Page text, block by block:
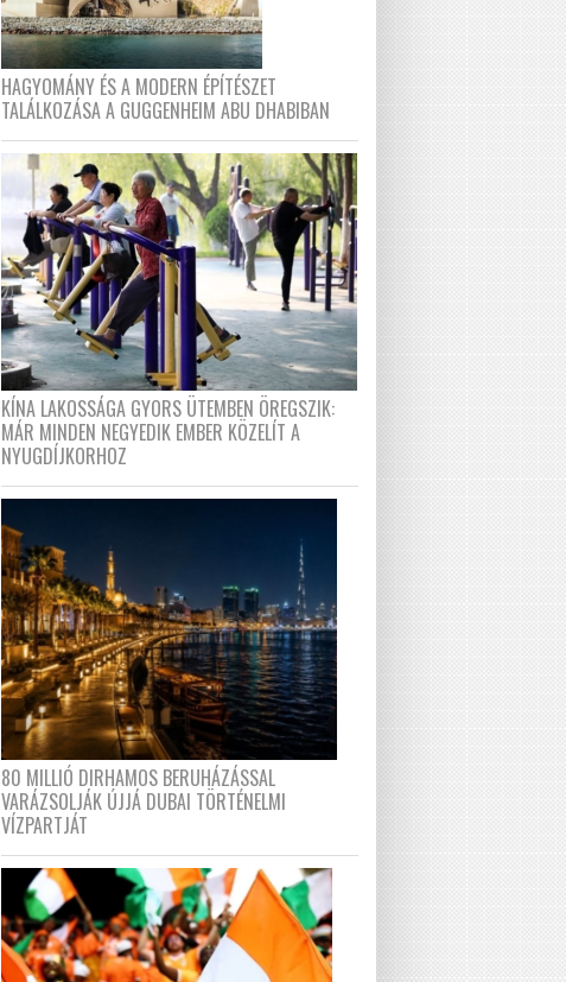
HAGYOMÁNY ÉS A MODERN ÉPÍTÉSZET
TALÁLKOZÁSA A GUGGENHEIM ABU DHABIBAN
KÍNA LAKOSSÁGA GYORS ÜTEMBEN ÖREGSZIK:
MÁR MINDEN NEGYEDIK EMBER KÖZELÍT A
NYUGDÍJKORHOZ
80 MILLIÓ DIRHAMOS BERUHÁZÁSSAL
VARÁZSOLJÁK ÚJJÁ DUBAI TÖRTÉNELMI
VÍZPARTJÁT